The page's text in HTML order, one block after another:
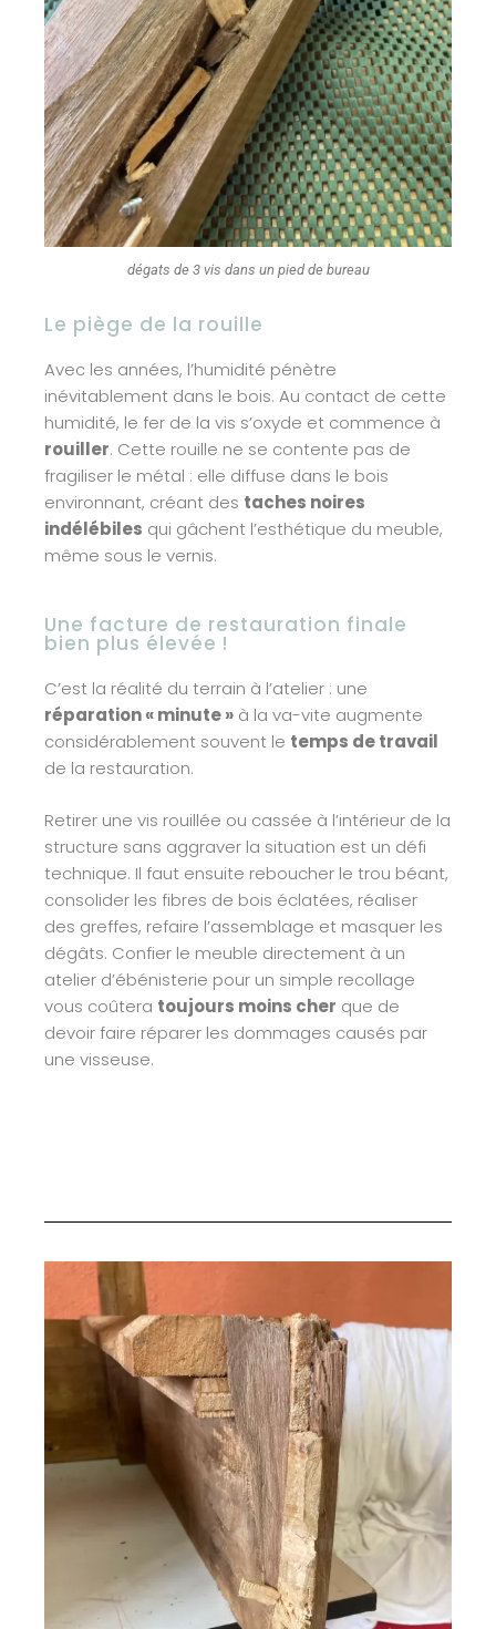
dégats de 3 vis dans un pied de bureau
Le piège de la rouille
Avec les années, l’humidité pénètre
inévitablement dans le bois. Au contact de cette
humidité, le fer de la vis s’oxyde et commence à
rouiller. Cette rouille ne se contente pas de
fragiliser le métal : elle diffuse dans le bois
environnant, créant des taches noires
indélébiles qui gâchent l’esthétique du meuble,
même sous le vernis.
Une facture de restauration finale
bien plus élevée !
C’est la réalité du terrain à l’atelier : une
réparation « minute » à la va-vite augmente
considérablement souvent le temps de travail
de la restauration.
Retirer une vis rouillée ou cassée à l’intérieur de la
structure sans aggraver la situation est un défi
technique. Il faut ensuite reboucher le trou béant,
consolider les fibres de bois éclatées, réaliser
des greffes, refaire l’assemblage et masquer les
dégâts. Confier le meuble directement à un
atelier d’ébénisterie pour un simple recollage
vous coûtera toujours moins cher que de
devoir faire réparer les dommages causés par
une visseuse.